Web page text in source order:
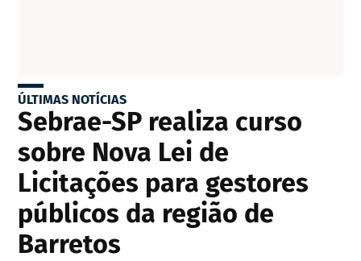
ÚLTIMAS NOTÍCIAS
Sebrae-SP realiza curso
sobre Nova Lei de
Licitações para gestores
públicos da região de
Barretos